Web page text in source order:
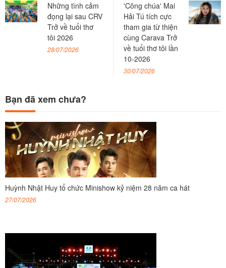
Những tình cảm
đọng lại sau CRV
Trở về tuổi thơ
tôi 2026
28/07/2026
'Công chúa' Mai
Hải Tú tích cực
tham gia từ thiện
cùng Carava Trở
về tuổi thơ tôi lần
10-2026
30/07/2026
Bạn đã xem chưa?
Huỳnh Nhật Huy tổ chức Minishow kỷ niệm 28 năm ca hát
27/07/2026